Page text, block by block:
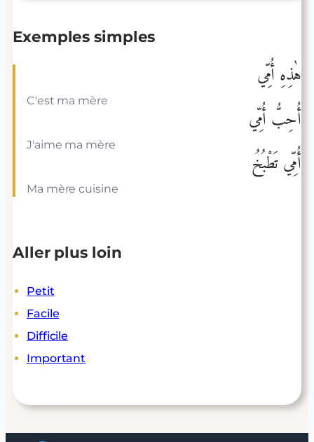
Exemples simples
هٰذِهِ أُمِّي
C'est ma mère
أُحِبُّ أُمِّي
J'aime ma mère
أُمِّي تَطْبُخُ
Ma mère cuisine
Aller plus loin
Petit
Facile
Difficile
Important